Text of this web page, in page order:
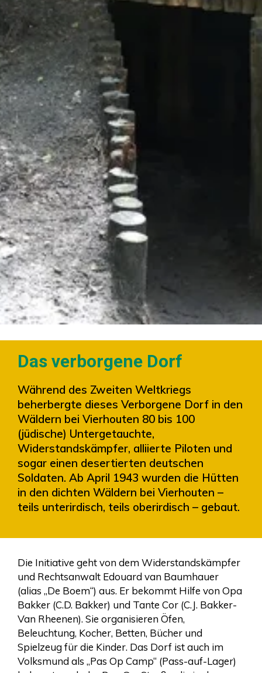
Das verborgene Dorf
Während des Zweiten Weltkriegs
beherbergte dieses Verborgene Dorf in den
Wäldern bei Vierhouten 80 bis 100
(jüdische) Untergetauchte,
Widerstandskämpfer, alliierte Piloten und
sogar einen desertierten deutschen
Soldaten. Ab April 1943 wurden die Hütten
in den dichten Wäldern bei Vierhouten –
teils unterirdisch, teils oberirdisch – gebaut.
Die Initiative geht von dem Widerstandskämpfer
und Rechtsanwalt Edouard van Baumhauer
(alias „De Boem“) aus. Er bekommt Hilfe von Opa
Bakker (C.D. Bakker) und Tante Cor (C.J. Bakker-
Van Rheenen). Sie organisieren Öfen,
Beleuchtung, Kocher, Betten, Bücher und
Spielzeug für die Kinder. Das Dorf ist auch im
Volksmund als „Pas Op Camp“ (Pass-auf-Lager)